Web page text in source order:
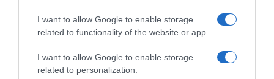
I want to allow Google to enable storage
related to functionality of the website or app.
I want to allow Google to enable storage
related to personalization.